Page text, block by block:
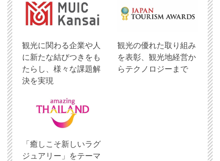
観光に関わる企業や人
に新たな結びつきをも
たらし、様々な課題解
決を実現
観光の優れた取り組み
を表彰、観光地経営か
らテクノロジーまで
「癒しこそ新しいラグ
ジュアリー」をテーマ